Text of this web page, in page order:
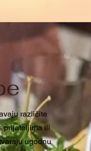
različite
prijateljima ili
ugodnu